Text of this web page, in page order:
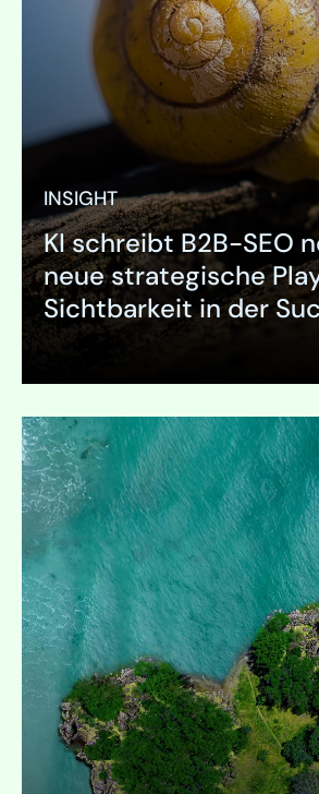
INSIGHT
KI schreibt B2B-SEO
neue strategische
Sichtbarkeit in der
Ausklappen